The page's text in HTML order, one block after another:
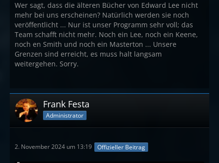
Wer sagt, dass die älteren Bücher von Edward Lee nicht
mehr bei uns erscheinen? Natürlich werden sie noch
veröffentlicht ... Nur ist unser Programm sehr voll; das
Team schafft nicht mehr. Noch ein Lee, noch ein Keene,
noch en Smith und noch ein Masterton ... Unsere
Grenzen sind erreicht, es muss halt langsam
weitergehen. Sorry.
Frank Festa
Administrator
2. November 2024 um 13:19 Offizieller Beitrag